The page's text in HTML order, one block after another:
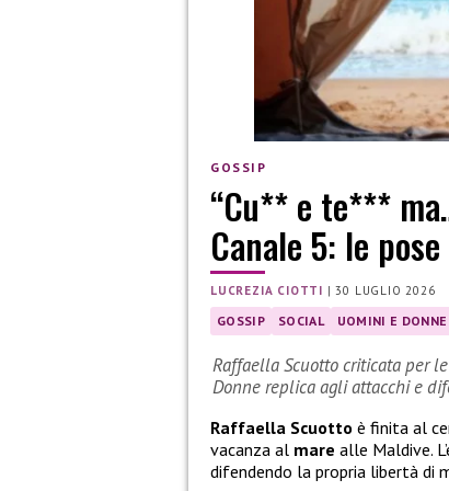
GOSSIP
“Cu** e te***
Canale 5: le
LUCREZIA CIOTTI |30 LUGLIO 2026
GOSSIP SOCIAL UOMINI E DONNE
Raffaella Scuotto criticata per
Donne replica agli attacchi e
Raffaella Scuotto è finita al
vacanza al mare alle Maldive.
difendendo la propria libertà di